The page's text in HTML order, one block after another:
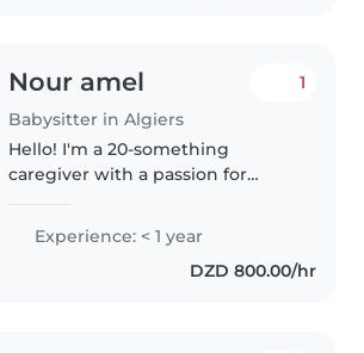
Nour amel
Babysitter in Algiers
1
Hello! I'm a 20-something
caregiver with a passion for
experience caring for babies,
toddlers, and preschoolers, and
I'm comfortable assisting with
Experience: < 1 year
DZD 800.00/hr